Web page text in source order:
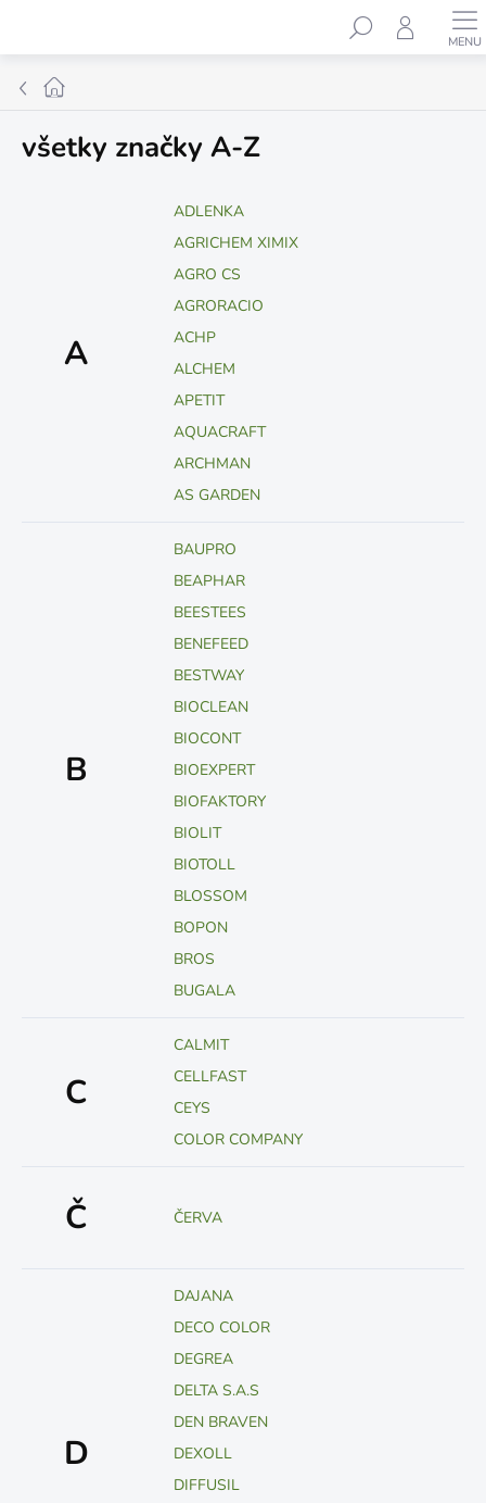
obsah
Hľadať
Domov
všetky značky A-Z
A
ADLENKA
AGRICHEM XIMIX
AGRO CS
AGRORACIO
ACHP
ALCHEM
APETIT
AQUACRAFT
ARCHMAN
AS GARDEN
B
BAUPRO
BEAPHAR
BEESTEES
BENEFEED
BESTWAY
BIOCLEAN
BIOCONT
BIOEXPERT
BIOFAKTORY
BIOLIT
BIOTOLL
BLOSSOM
BOPON
BROS
BUGALA
C
CALMIT
CELLFAST
CEYS
COLOR COMPANY
Č ČERVA
D
DAJANA
DECO COLOR
DEGREA
DELTA S.A.S
DEN BRAVEN
DEXOLL
DIFFUSIL